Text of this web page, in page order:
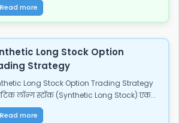
Read more
Long Stock Option
Strategy
Long Stock Option Trading Strategy
लॉन्ग स्टॉक (Synthetic Long Stock) एक...
Read more